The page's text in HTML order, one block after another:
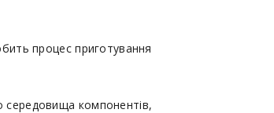
процес приготування
середовища компонентів,